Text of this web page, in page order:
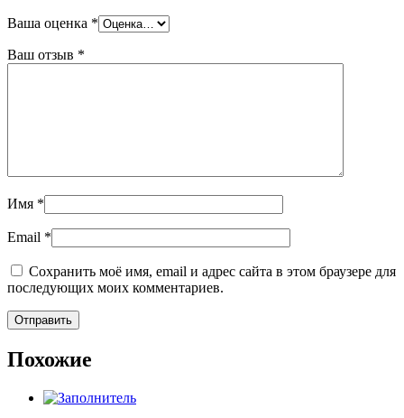
Ваша оценка *
Ваш отзыв *
Имя *
Email *
Сохранить моё имя, email и адрес сайта в этом браузере для
последующих моих комментариев.
Похожие